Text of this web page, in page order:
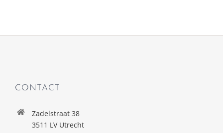
CONTACT
Zadelstraat 38
3511 LV Utrecht